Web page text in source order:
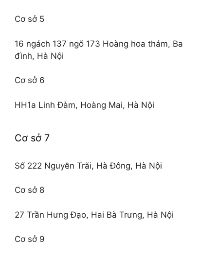
Cơ sở 5
16 ngách 137 ngõ 173 Hoàng hoa thám, Ba
đình, Hà Nội
Cơ sở 6
HH1a Linh Đàm, Hoàng Mai, Hà Nội
Cơ sở 7
Số 222 Nguyễn Trãi, Hà Đông, Hà Nội
Cơ sở 8
27 Trần Hưng Đạo, Hai Bà Trưng, Hà Nội
Cơ sở 9